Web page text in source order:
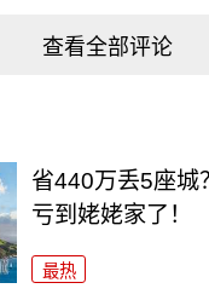
查看全部评论
省440万丢5座城
亏到姥姥家了！
最热